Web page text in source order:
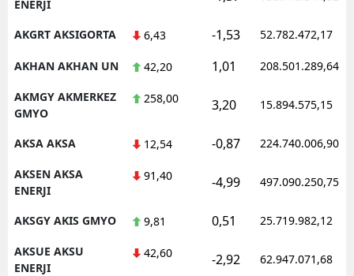
ENERJI
AKGRT AKSIGORTA 6,43 -1,53 52.782.472,17
AKHAN AKHAN UN 42,20 1,01 208.501.289,64
AKMGY AKMERKEZ
GMYO
258,00 3,20 15.894.575,15
AKSA AKSA 12,54 -0,87 224.740.006,90
AKSEN AKSA
ENERJI
91,40 -4,99 497.090.250,75
AKSGY AKIS GMYO 9,81 0,51 25.719.982,12
AKSUE AKSU
ENERJI
42,60 -2,92 62.947.071,68